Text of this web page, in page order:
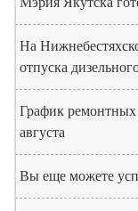
На
отпуска
График ремонтных
августа
Вы еще можете